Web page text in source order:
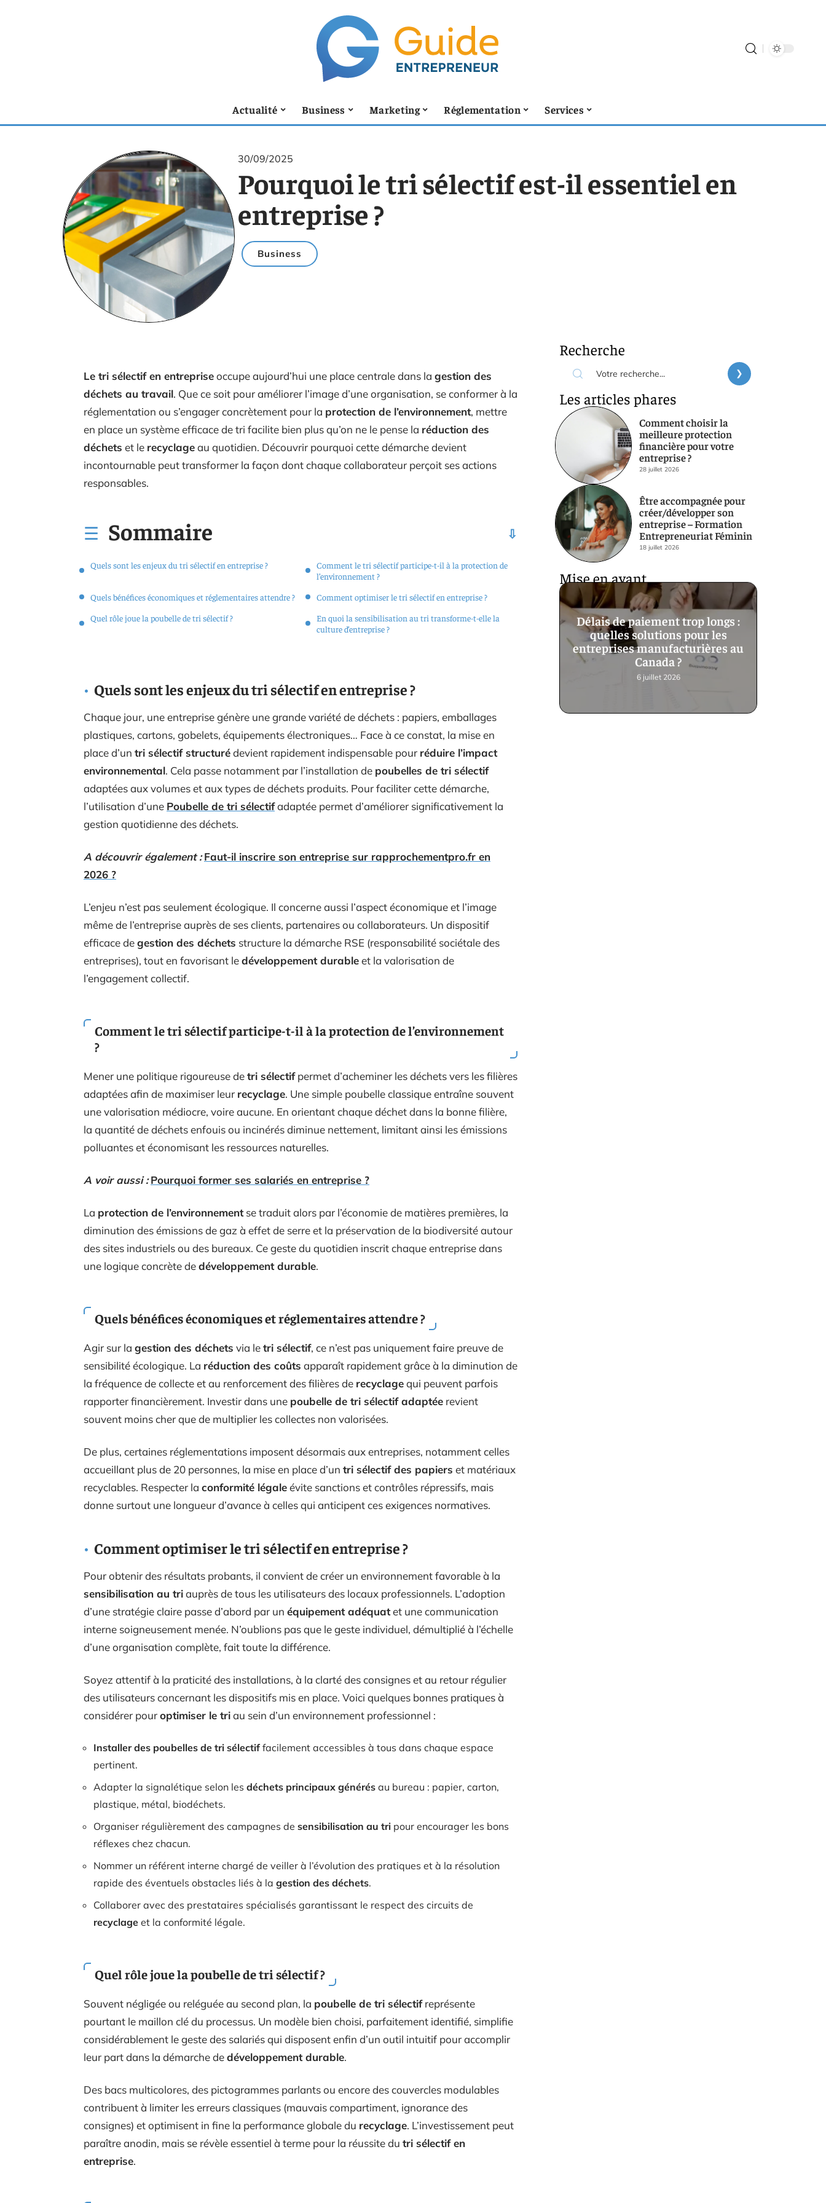
Actualité Business Marketing Réglementation Services
30/09/2025
Pourquoi le tri sélectif est-il essentiel en
entreprise ?
Business
Le tri sélectif en entrepriseoccupe aujourd’hui une place centrale dans la gestion des
déchets au travail. Que ce soit pour améliorer l’image d’une organisation, se conformer à la
réglementation ou s’engager concrètement pour la protection de l’environnement, mettre
en place un système efficace de tri facilite bien plus qu’on ne le pense la réduction des
déchets et le recyclageau quotidien. Découvrir pourquoi cette démarche devient
incontournable peut transformer la façon dont chaque collaborateur perçoit ses actions
responsables.
Sommaire
Quels sont les enjeux du tri sélectif en entreprise ?
Comment le tri sélectif participe-t-il à la protection de
l’environnement ?
Quels bénéfices économiques et réglementaires attendre ?
Comment optimiser le tri sélectif en entreprise ?
Quel rôle joue la poubelle de tri sélectif ?
En quoi la sensibilisation au tri transforme-t-elle la
culture d’entreprise ?
Quels sont les enjeux du tri sélectif en entreprise ?
Chaque jour, une entreprise génère une grande variété de déchets : papiers, emballages
plastiques, cartons, gobelets, équipements électroniques… Face à ce constat, la mise en
place d’un tri sélectif structurédevient rapidement indispensable pour réduire l’impact
environnemental. Cela passe notamment par l’installation de poubelles de tri sélectif
adaptées aux volumes et aux types de déchets produits. Pour faciliter cette démarche,
l’utilisation d’une Poubelle de tri sélectifadaptée permet d’améliorer significativement la
gestion quotidienne des déchets.
A découvrir également : Faut-il inscrire son entreprise sur rapprochementpro.fr en
2026 ?
L’enjeu n’est pas seulement écologique. Il concerne aussi l’aspect économique et l’image
même de l’entreprise auprès de ses clients, partenaires ou collaborateurs. Un dispositif
efficace degestion des déchets structure la démarche RSE (responsabilité sociétale des
entreprises), tout en favorisant ledéveloppement durableet la valorisation de
l’engagement collectif.
Comment le tri sélectif participe-t-il à la protection de l’environnement
?
Mener une politique rigoureuse detri sélectifpermet d’acheminer les déchets vers les filières
adaptées afin de maximiser leur recyclage. Une simple poubelle classique entraîne souvent
une valorisation médiocre, voire aucune. En orientant chaque déchet dans la bonne filière,
la quantité de déchets enfouis ou incinérés diminue nettement, limitant ainsi les émissions
polluantes et économisant les ressources naturelles.
A voir aussi : Pourquoi former ses salariés en entreprise ?
La protection de l’environnementse traduit alors par l’économie de matières premières, la
diminution des émissions de gaz à effet de serre et la préservation de la biodiversité autour
des sites industriels ou des bureaux. Ce geste du quotidien inscrit chaque entreprise dans
une logique concrète dedéveloppement durable.
Quels bénéfices économiques et réglementaires attendre ?
Agir sur la gestion des déchets via letri sélectif, ce n’est pas uniquement faire preuve de
sensibilité écologique. La réduction des coûts apparaît rapidement grâce à la diminution de
la fréquence de collecte et au renforcement des filières de recyclagequi peuvent parfois
rapporter financièrement. Investir dans une poubelle de tri sélectif adaptée revient
souvent moins cher que de multiplier les collectes non valorisées.
De plus, certaines réglementations imposent désormais aux entreprises, notamment celles
accueillant plus de 20 personnes, la mise en place d’un tri sélectif des papiers et matériaux
recyclables. Respecter la conformité légaleévite sanctions et contrôles répressifs, mais
donne surtout une longueur d’avance à celles qui anticipent ces exigences normatives.
Comment optimiser le tri sélectif en entreprise ?
Pour obtenir des résultats probants, il convient de créer un environnement favorable à la
sensibilisation au triauprès de tous les utilisateurs des locaux professionnels. L’adoption
d’une stratégie claire passe d’abord par un équipement adéquatet une communication
interne soigneusement menée. N’oublions pas que le geste individuel, démultiplié à l’échelle
d’une organisation complète, fait toute la différence.
Soyez attentif à la praticité des installations, à la clarté des consignes et au retour régulier
des utilisateurs concernant les dispositifs mis en place. Voici quelques bonnes pratiques à
considérer pouroptimiser le triau sein d’un environnement professionnel :
Installer des poubelles de tri sélectif facilement accessibles à tous dans chaque espace
pertinent.
Adapter la signalétique selon les déchets principaux générés au bureau : papier, carton,
plastique, métal, biodéchets.
Organiser régulièrement des campagnes de sensibilisation au tri pour encourager les bons
réflexes chez chacun.
Nommer un référent interne chargé de veiller à l’évolution des pratiques et à la résolution
rapide des éventuels obstacles liés à la gestion des déchets.
Collaborer avec des prestataires spécialisés garantissant le respect des circuits de
recyclage et la conformité légale.
Quel rôle joue la poubelle de tri sélectif ?
Souvent négligée ou reléguée au second plan, la poubelle de tri sélectifreprésente
pourtant le maillon clé du processus. Un modèle bien choisi, parfaitement identifié, simplifie
considérablement le geste des salariés qui disposent enfin d’un outil intuitif pour accomplir
leur part dans la démarche dedéveloppement durable.
Des bacs multicolores, des pictogrammes parlants ou encore des couvercles modulables
contribuent à limiter les erreurs classiques (mauvais compartiment, ignorance des
consignes) et optimisent in fine la performance globale du recyclage. L’investissement peut
paraître anodin, mais se révèle essentiel à terme pour la réussite du tri sélectif en
entreprise.
Recherche
Les articles phares
Comment choisir la
meilleure protection
financière pour votre
entreprise ?
28 juillet 2026
Être accompagnée pour
créer/développer son
entreprise – Formation
Entrepreneuriat Féminin
18 juillet 2026
Mise en avant
Délais de paiement trop longs :
quelles solutions pour les
entreprises manufacturières au
Canada ?
6 juillet 2026